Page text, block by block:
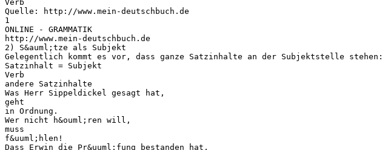
Verb
Quelle: http://www.mein-deutschbuch.de
1
ONLINE - GRAMMATIK
http://www.mein-deutschbuch.de
2) S&auml;tze als Subjekt
Gelegentlich kommt es vor, dass ganze Satzinhalte an der Subjektstelle stehen:
Satzinhalt = Subjekt
Verb
andere Satzinhalte
Was Herr Sippeldickel gesagt hat,
geht
in Ordnung.
Wer nicht h&ouml;ren will,
muss
f&uuml;hlen!
Dass Erwin die Pr&uuml;fung bestanden hat,